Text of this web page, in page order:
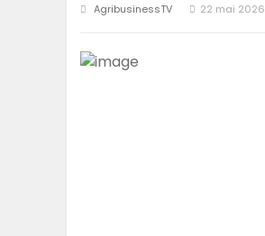
AgribusinessTV 22 mai 2026